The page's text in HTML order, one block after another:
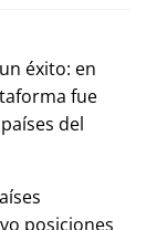
éxito: en
fue
del
posiciones